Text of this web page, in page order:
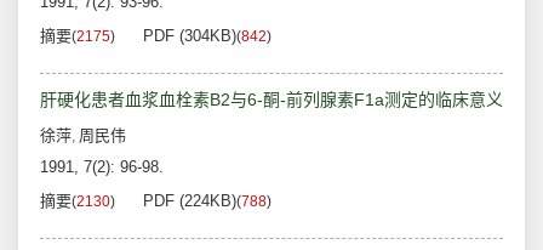
摘要(2175) PDF (304KB)(842)
肝硬化患者血浆血栓素B2与6-酮-前列腺素F1a测定的临床意义
徐萍, 周民伟
1991, 7(2): 96-98.
摘要(2130) PDF (224KB)(788)